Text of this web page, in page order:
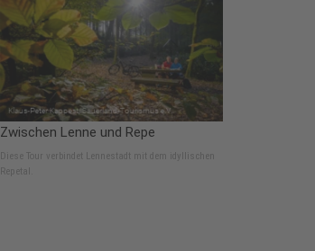
Zwischen Lenne und Repe
Diese Tour verbindet Lennestadt mit dem idyllischen
Repetal.